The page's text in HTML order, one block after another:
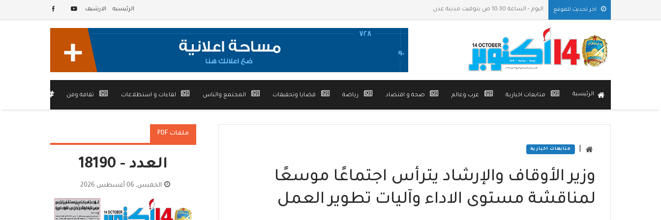
اخر تحديث للموقع اليوم - الساعة 10:30 ص بتوقيت مدينة عدن الرئيسيه الارشيف
الرئيسية متابعات اخبارية عرب وعالم صحة و اقتصاد رياضة قضايا وتحقيقات المجتمع والناس لقاءات و استطلاعات ثقافة وفن
متابعات اخبارية
وزير الأوقاف والإرشاد يترأس اجتماعًا موسعًا
لمناقشة مستوى الاداء وآليات تطوير العمل
ملفات PDF
العدد - 18190
الخميس, 06 أغسطس 2026